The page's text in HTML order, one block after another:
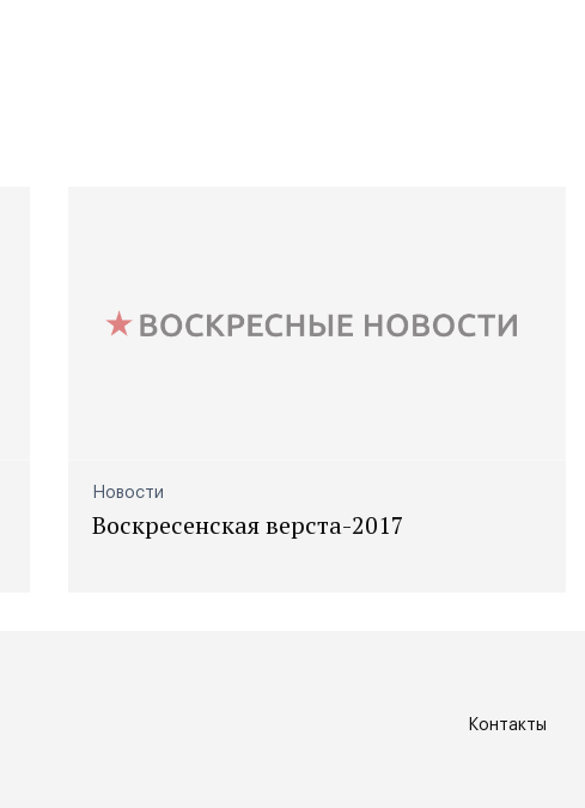
Новости
Воскресенская верста-2017
Контакты